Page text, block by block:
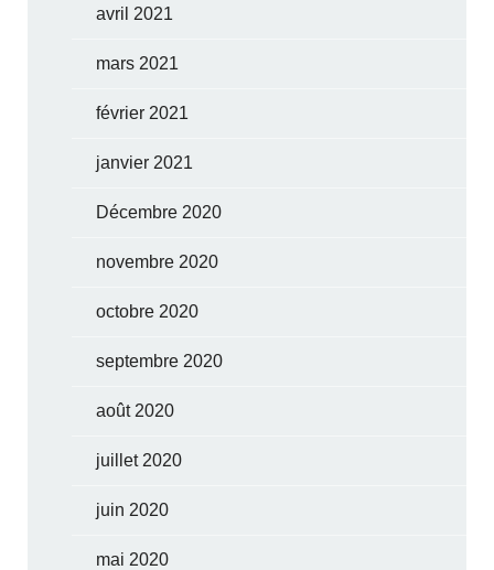
avril 2021
mars 2021
février 2021
janvier 2021
Décembre 2020
novembre 2020
octobre 2020
septembre 2020
août 2020
juillet 2020
juin 2020
mai 2020